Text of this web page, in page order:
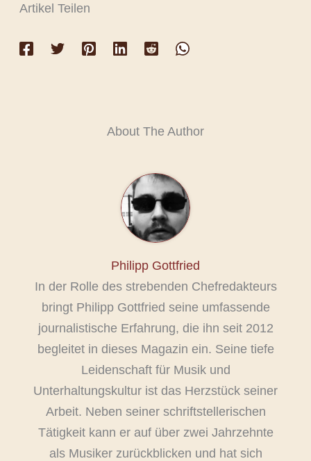
Artikel Teilen
About The Author
Philipp Gottfried
In der Rolle des strebenden Chefredakteurs
bringt Philipp Gottfried seine umfassende
journalistische Erfahrung, die ihn seit 2012
begleitet in dieses Magazin ein. Seine tiefe
Leidenschaft für Musik und
Unterhaltungskultur ist das Herzstück seiner
Arbeit. Neben seiner schriftstellerischen
Tätigkeit kann er auf über zwei Jahrzehnte
als Musiker zurückblicken und hat sich